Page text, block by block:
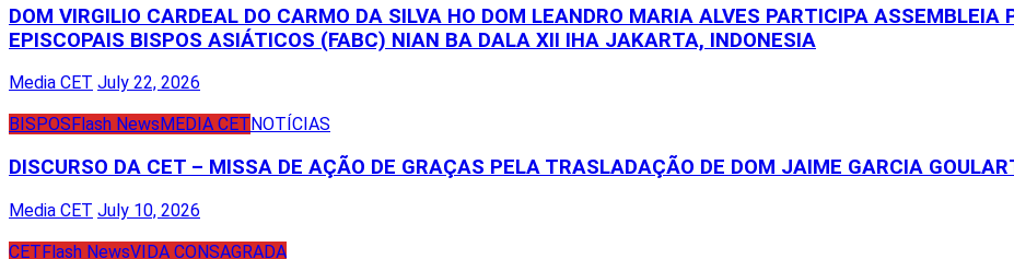
DOM VIRGILIO CARDEAL DO CARMO DA SILVA HO DOM LEANDRO MARIA ALVES PARTICIPA ASSEMBLEIA
EPISCOPAIS BISPOS ASIÁTICOS (FABC) NIAN BA DALA XII IHA JAKARTA, INDONESIA
Media CET July 22, 2026
BISPOS Flash News MEDIA CET NOTÍCIAS
DISCURSO DA CET – MISSA DE AÇÃO DE GRAÇAS PELA TRASLADAÇÃO DE DOM JAIME GARCIA
Media CET July 10, 2026
CETFlash NewsVIDA CONSAGRADA